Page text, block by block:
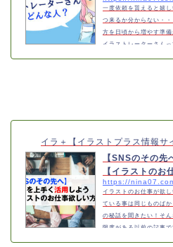
一度依頼を貰えると嬉
つ来るか分からない・
方を日頃から増やす準
イラストレーターさん
イラ＋【イラストプラス情報サ
【SNSのその
【イラストのお
イラストのお仕事が欲
ている事は同じものば
の秘話を聞きたい！そ
限度がある以前の記事